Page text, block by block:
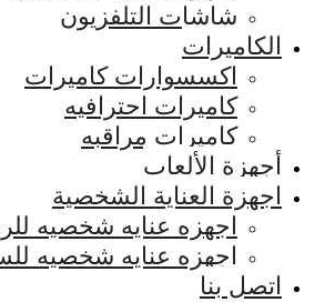
شاشات التلفزيون
الكاميرات
اكسسوارات كاميرات
كاميرات احترافيه
كاميرات مراقبه
أجهزة الألعاب
اجهزة العناية الشخصية
اجهزه عنايه شخصيه
اجهزه عنايه شخصيه
اتصل بنا